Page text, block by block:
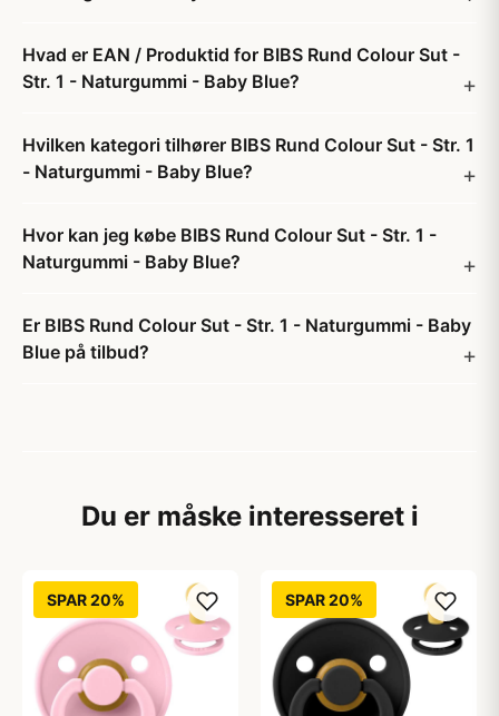
Hvad er EAN / Produktid for BIBS Rund Colour Sut -
Str. 1 - Naturgummi - Baby Blue?
Hvilken kategori tilhører BIBS Rund Colour Sut - Str. 1
- Naturgummi - Baby Blue?
Hvor kan jeg købe BIBS Rund Colour Sut - Str. 1 -
Naturgummi - Baby Blue?
Er BIBS Rund Colour Sut - Str. 1 - Naturgummi - Baby
Blue på tilbud?
Du er måske interesseret i
SPAR 20% SPAR 20%